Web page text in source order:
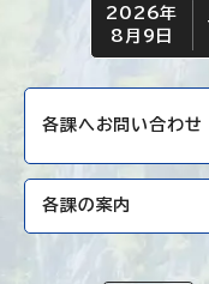
今日の日付
2026年
8月9日
各課へお問い合わせ
各課の案内